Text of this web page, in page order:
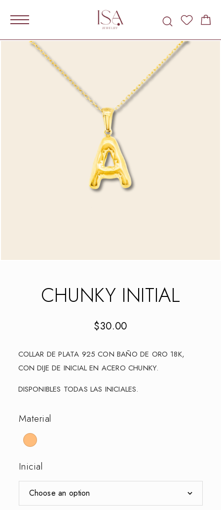
CHUNKY INITIAL
$30.00
COLLAR DE PLATA 925 CON BAÑO DE ORO 18K,
CON DIJE DE INICIAL EN ACERO CHUNKY.
DISPONIBLES TODAS LAS INICIALES.
Material
Inicial